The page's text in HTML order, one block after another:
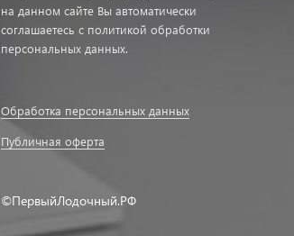
на данном сайте Вы автоматически
соглашаетесь с политикой обработки
персональных данных.
Обработка персональных данных
Публичная оферта
©ПервыйЛодочный.РФ